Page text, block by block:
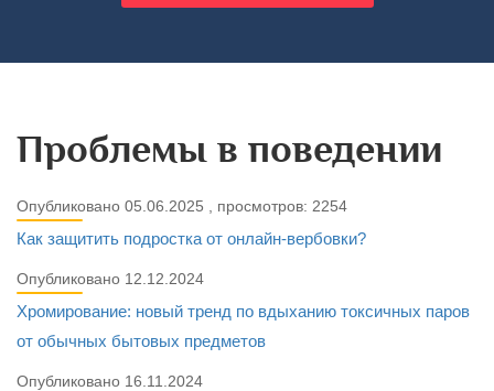
Проблемы в поведении
Опубликовано 05.06.2025 , просмотров: 2254
Как защитить подростка от онлайн-вербовки?
Опубликовано 12.12.2024
Хромирование: новый тренд по вдыханию токсичных паров
от обычных бытовых предметов
Опубликовано 16.11.2024